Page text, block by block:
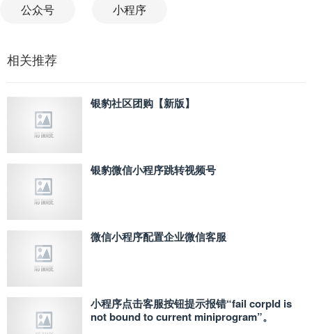
公众号 小程序
相关推荐
银豹社区团购【新版】
银豹微信小程序跳转视频号
微信小程序配置企业微信客服
小程序点击客服按钮提示报错“fail corpId is
not bound to current miniprogram”。